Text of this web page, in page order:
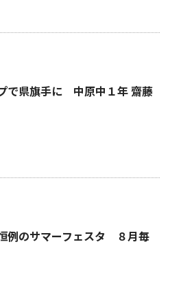
で県旗手に 中原中１年 齋藤
例のサマーフェスタ ８月毎